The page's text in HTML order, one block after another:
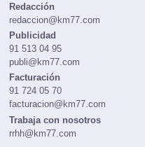
Redacción
redaccion@km77.com
Publicidad
91 513 04 95
publi@km77.com
Facturación
91 724 05 70
facturacion@km77.com
Trabaja con nosotros
rrhh@km77.com